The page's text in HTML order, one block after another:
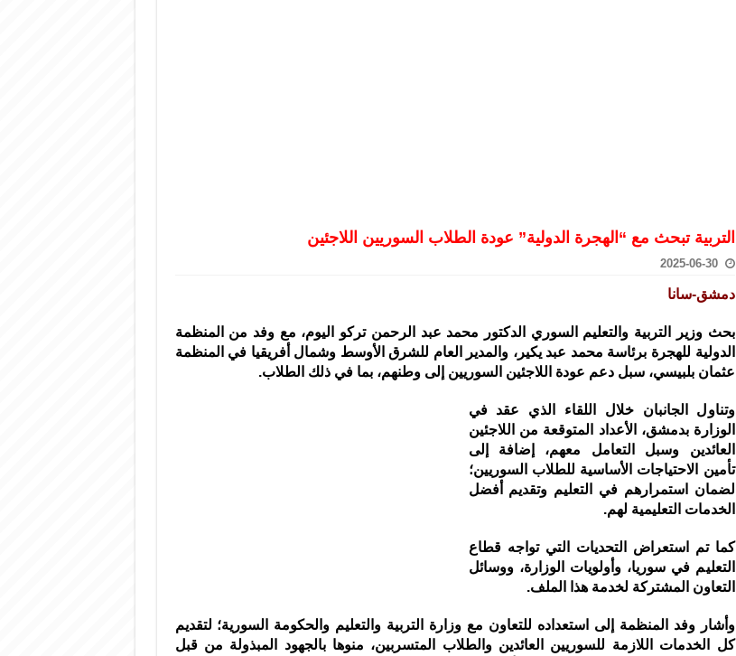
التربية تبحث مع “الهجرة الدولية” عودة الطلاب السوريين اللاجئين
2025-06-30
دمشق-سانا
بحث وزير التربية والتعليم السوري الدكتور محمد عبد الرحمن تركو اليوم، مع وفد من المنظمة
الدولية للهجرة برئاسة محمد عبد يكير، والمدير العام للشرق الأوسط وشمال أفريقيا في المنظمة
عثمان بلبيسي، سبل دعم عودة اللاجئين السوريين إلى وطنهم، بما في ذلك الطلاب.
وتناول الجانبان خلال اللقاء الذي عقد في
الوزارة بدمشق، الأعداد المتوقعة من اللاجئين
العائدين وسبل التعامل معهم، إضافة إلى
تأمين الاحتياجات الأساسية للطلاب السوريين؛
لضمان استمرارهم في التعليم وتقديم أفضل
الخدمات التعليمية لهم.
كما تم استعراض التحديات التي تواجه قطاع
التعليم في سوريا، وأولويات الوزارة، ووسائل
التعاون المشتركة لخدمة هذا الملف.
وأشار وفد المنظمة إلى استعداده للتعاون مع وزارة التربية والتعليم والحكومة السورية؛ لتقديم
كل الخدمات اللازمة للسوريين العائدين والطلاب المتسربين، منوها بالجهود المبذولة من قبل